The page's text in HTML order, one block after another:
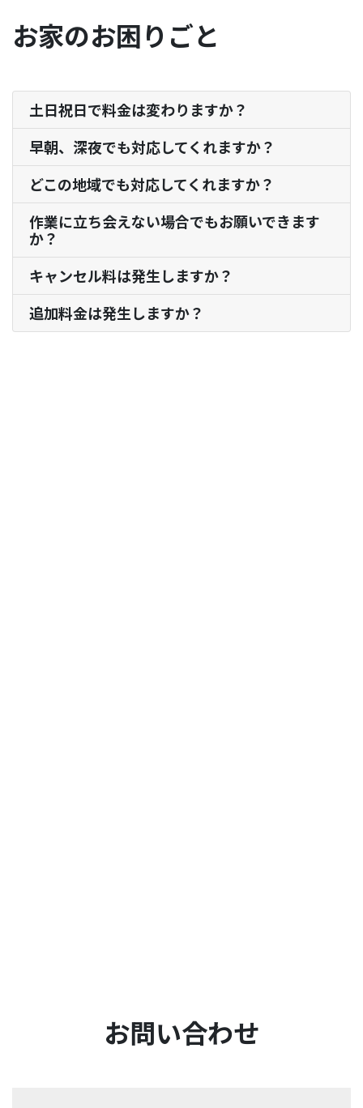
お家のお困りごと
土日祝日で料金は変わりますか？
早朝、深夜でも対応してくれますか？
どこの地域でも対応してくれますか？
作業に立ち会えない場合でもお願いできます
か？
キャンセル料は発生しますか？
追加料金は発生しますか？
お問い合わせ